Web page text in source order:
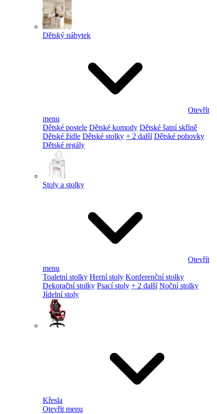
Dětský nábytek
Otevřít
menu
Dětské postele Dětské komody Dětské šatní skříně
Dětské židle Dětské stolky + 2 další Dětské pohovky
Dětské regály
Stoly a stolky
Otevřít
menu
Toaletní stolky Herní stoly Konferenční stolky
Dekorační stolky Psací stoly + 2 další Noční stolky
Jídelní stoly
Křesla
Otevřít menu